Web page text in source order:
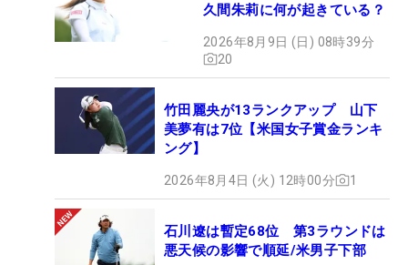
久間朱莉に何が起きている？
2026年8月9日 (日) 08時39分
20
竹田麗央が13ランクアップ 山下
美夢有は7位【米国女子賞金ランキ
ング】
2026年8月4日 (火) 12時00分 1
石川遼は暫定68位 第3ラウンドは
悪天候の影響で順延/米男子下部